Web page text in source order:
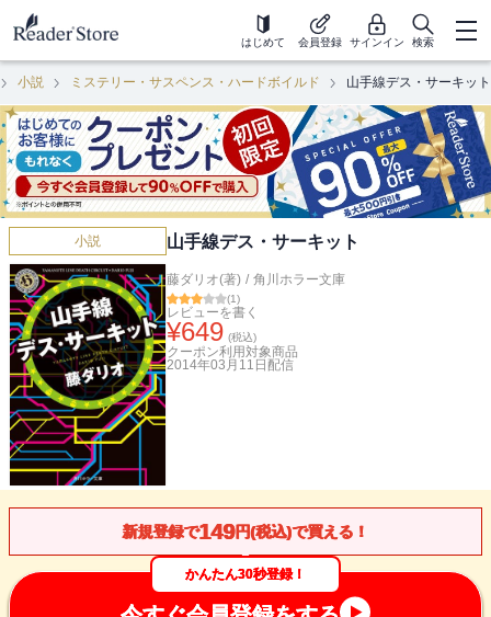
はじめて 会員登録 サインイン 検索
小説 ミステリー・サスペンス・ハードボイルド 山手線デス・サーキット
小説 山手線デス・サーキット
藤ダリオ(著) / 角川ホラー文庫
(1)
レビューを書く
¥649 (税込)
クーポン利用対象商品
2014年03月11日 配信
新規登録で149円(税込)で買える！
かんたん30秒登録！